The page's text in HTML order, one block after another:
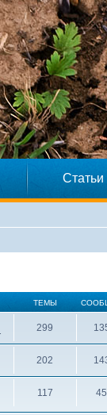
Статьи
ТЕМЫ
299
202
117